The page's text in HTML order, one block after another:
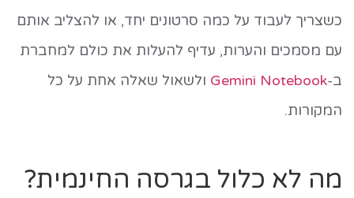
כשצריך לעבוד על כמה סרטונים יחד, או להצליב אותם
עם מסמכים והערות, עדיף להעלות את כולם למחברת
ב-Gemini Notebook ולשאול שאלה אחת על כל
המקורות.
מה לא כלול בגרסה החינמית?